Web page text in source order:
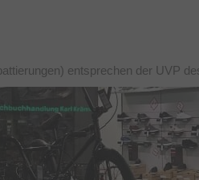
entsprechen der UVP